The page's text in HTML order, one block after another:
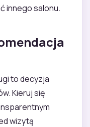
innego salonu.
to decyzja
Kieruj się
wizytą